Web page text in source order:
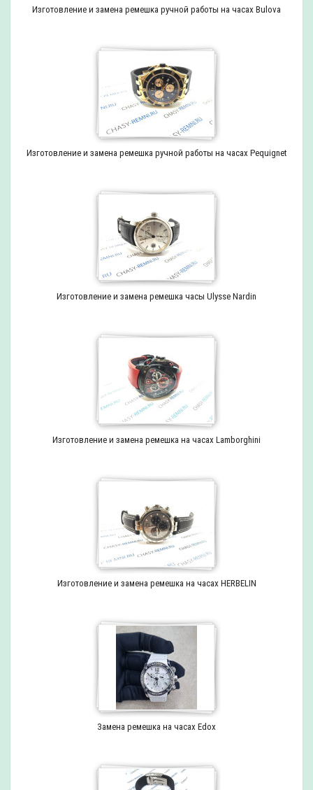
Изготовление и замена ремешка ручной работы на часах Bulova
Изготовление и замена ремешка ручной работы на часах Pequignet
Изготовление и замена ремешка часы Ulysse Nardin
Изготовление и замена ремешка на часах Lamborghini
Изготовление и замена ремешка на часах HERBELIN
Замена ремешка на часах Edox